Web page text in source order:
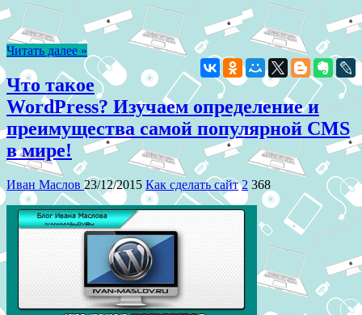
Читать далее »
Что такое
WordPress? Изучаем определение и
преимущества самой популярной CMS
в мире!
Иван Маслов 23/12/2015 Как сделать сайт 2 368